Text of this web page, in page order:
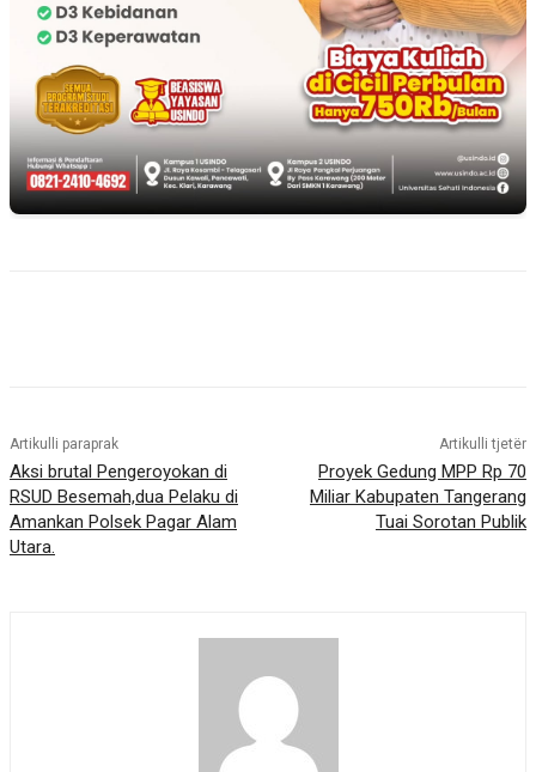
Artikulli paraprak
Aksi brutal Pengeroyokan di
RSUD Besemah,dua Pelaku di
Amankan Polsek Pagar Alam
Utara.
Artikulli tjetër
Proyek Gedung MPP Rp 70
Miliar Kabupaten Tangerang
Tuai Sorotan Publik